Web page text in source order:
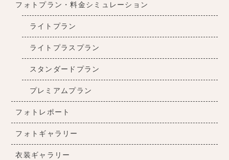
フォトプラン・料金シミュレーション
ライトプラン
ライトプラスプラン
スタンダードプラン
プレミアムプラン
フォトレポート
フォトギャラリー
衣装ギャラリー